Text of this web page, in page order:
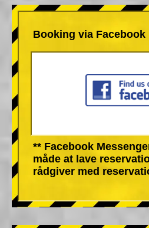
Booking via Facebook
** Facebook
måde at lave
rådgiver med